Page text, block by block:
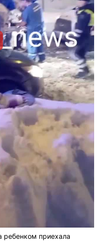
ребенком приехала